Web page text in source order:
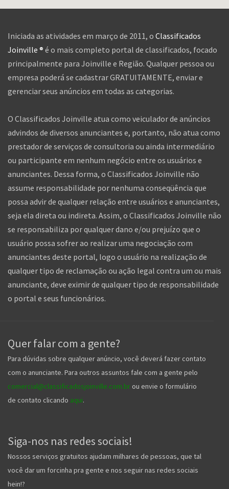
Iniciada as atividades em março de 2011, o Classificados
Joinville ® é o mais completo portal de classificados, focado
principalmente para Joinville e Região. Qualquer pessoa ou
empresa poderá se cadastrar GRATUITAMENTE, enviar e
gerenciar seus anúncios em todas as categorias.
O Classificados Joinville atua como veiculador de anúncios
advindos de diversos anunciantes e, portanto, não atua como
prestador de serviços de consultoria ou ainda intermediário
ou participante em nenhum negócio entre os usuários e
anunciantes. Dessa forma, o Classificados Joinville não
assume responsabilidade por nenhuma conseqüência que
possa advir de qualquer relação entre usuários e anunciantes,
seja ela direta ou indireta. Assim, o Classificados Joinville não
se responsabiliza por qualquer dano e/ou prejuízo que o
usuário possa sofrer ao realizar uma negociação com
anunciantes deste portal, logo o usuário na realização de
qualquer tipo de reclamação ou ação legal contra um ou mais
anunciante, deve eximir de qualquer tipo de responsabilidade
o portal e seus funcionários.
Quer falar com a gente?
Para dúvidas sobre qualquer anúncio, você deverá fazer contato
com o anunciante. Para outros assuntos fale com a gente pelo
comercial@classificadosjoinville.com.br ou envie o formulário
de contato clicando aqui.
Siga-nos nas redes sociais!
Nossos serviços gratuitos ajudam milhares de pessoas, que tal
você dar um forcinha pra gente e nos seguir nas redes sociais
hein!?